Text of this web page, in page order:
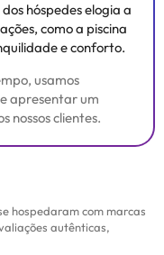
hóspedes elogia a
como a piscina
e conforto.
usamos
apresentar um
nossos clientes.
hospedaram com marcas
autênticas,